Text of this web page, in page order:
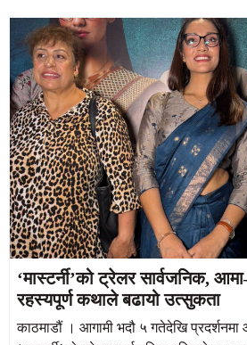
‘मास्टर्नी’को ट्रेलर सार्वजनिक,
रहस्यपूर्ण कथाले बढायो उत्सुकता
काठमाडौं । आगामी भदौ ५ गतेदेखि